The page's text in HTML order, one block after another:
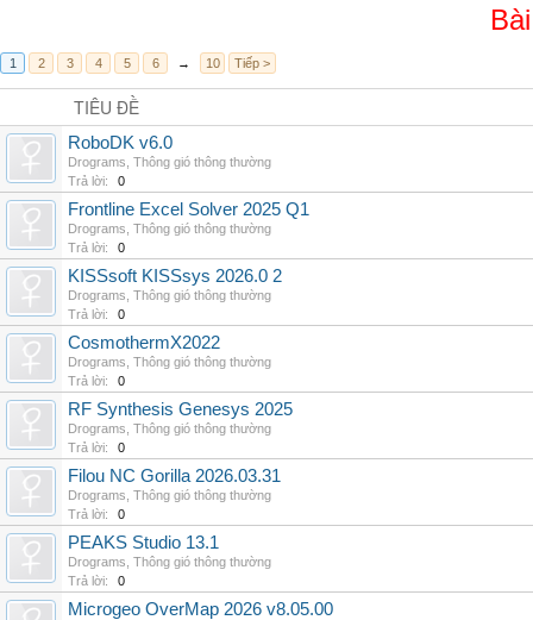
1 2 3 4 5 6 → 10 Tiếp >
TIÊU ĐỀ
RoboDK v6.0
Drograms Thông gió thông thường
Trả lời:
0
Frontline Excel Solver 2025 Q1
Drograms Thông gió thông thường
Trả lời:
0
KISSsoft KISSsys 2026.0 2
Drograms Thông gió thông thường
Trả lời:
0
CosmothermX2022
Drograms Thông gió thông thường
Trả lời:
0
RF Synthesis Genesys 2025
Drograms Thông gió thông thường
Trả lời:
0
Filou NC Gorilla 2026.03.31
Drograms Thông gió thông thường
Trả lời:
0
PEAKS Studio 13.1
Drograms Thông gió thông thường
Trả lời:
0
Microgeo OverMap 2026 v8.05.00